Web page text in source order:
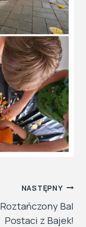
NASTĘPNY
Roztańczony Bal
Postaci z Bajek!